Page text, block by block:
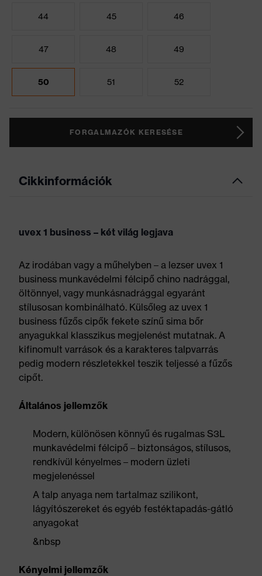
44 45 46
47 48 49
50 51 52
FORGALMAZÓK KERESÉSE
Cikkinformációk
uvex 1 business – két világ legjava
Az irodában vagy a műhelyben – a lezser uvex 1
business munkavédelmi félcipő chino nadrággal,
öltönnyel, vagy munkásnadrággal egyaránt
stílusosan kombinálható. Külsőleg az uvex 1
business fűzős cipők fekete színű sima bőr
anyagukkal klasszikus megjelenést mutatnak. A
kifinomult varrások és a karakteres talpvarrás
pedig modern részletekkel teszik teljessé a fűzős
cipőt.
Általános jellemzők
Modern, különösen könnyű és rugalmas S3L
munkavédelmi félcipő – biztonságos, stílusos,
rendkívül kényelmes – modern üzleti
megjelenéssel
A talp anyaga nem tartalmaz szilikont,
lágyítószereket és egyéb festéktapadás-gátló
anyagokat
&nbsp
Kényelmi jellemzők